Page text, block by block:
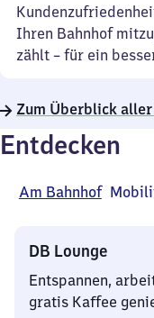
Ihren Bahnhof
zählt – für ein
Zum Überblick
Entdecken
Am Bahnhof
DB Lounge
Entspannen,
gratis Kaffee